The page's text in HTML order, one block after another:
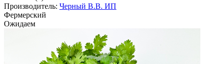
Производитель: Черный В.В. ИП
Фермерский
Ожидаем